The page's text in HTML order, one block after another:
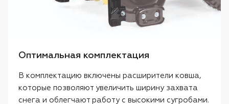
Оптимальная комплектация
В комплектацию включены расширители ковша,
которые позволяют увеличить ширину захвата
снега и облегчают работу с высокими сугробами.